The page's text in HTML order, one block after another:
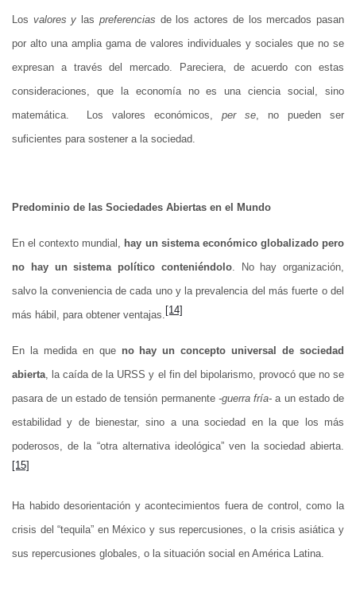
Los valores y las preferencias de los actores de los mercados pasan
por alto una amplia gama de valores individuales y sociales que no se
expresan a través del mercado. Pareciera, de acuerdo con estas
consideraciones, que la economía no es una ciencia social, sino
matemática. Los valores económicos, per se, no pueden ser
suficientes para sostener a la sociedad.
Predominio de las Sociedades Abiertas en el Mundo
En el contexto mundial, hay un sistema económico globalizado pero
no hay un sistema político conteniéndolo. No hay organización,
salvo la conveniencia de cada uno y la prevalencia del más fuerte o del
más hábil, para obtener ventajas. [14]
En la medida en que no hay un concepto universal de sociedad
abierta, la caída de la URSS y el fin del bipolarismo, provocó que no se
pasara de un estado de tensión permanente -guerra fría- a un estado de
estabilidad y de bienestar, sino a una sociedad en la que los más
poderosos, de la “otra alternativa ideológica” ven la sociedad abierta.
[15]
Ha habido desorientación y acontecimientos fuera de control, como la
crisis del “tequila” en México y sus repercusiones, o la crisis asiática y
sus repercusiones globales, o la situación social en América Latina.